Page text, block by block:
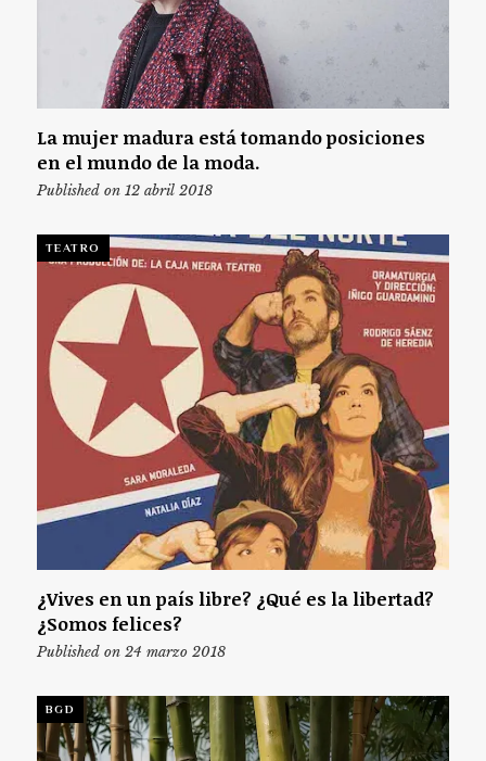
La mujer madura está tomando posiciones
en el mundo de la moda.
Published on 12 abril 2018
TEATRO
¿Vives en un país libre? ¿Qué es la libertad?
¿Somos felices?
Published on 24 marzo 2018
BGD